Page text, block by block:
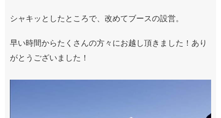
シャキッとしたところで、改めてブースの設営。
早い時間からたくさんの方々にお越し頂きました！あり
がとうございました！